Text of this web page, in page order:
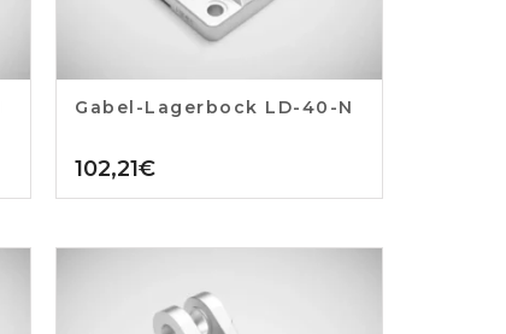
Gabel-Lagerbock LD-40-N
102,21€